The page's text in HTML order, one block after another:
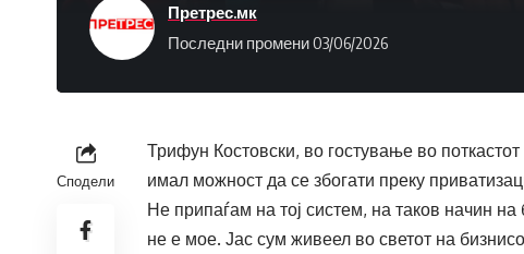
Последни промени 03/06/2026
Претрес.мк
Сподели
Трифун Костовски, во гостување во
имал можност да се збогати преку
Не припаѓам на тој систем, на таков начин
не е мое. Јас сум живеел во светот на